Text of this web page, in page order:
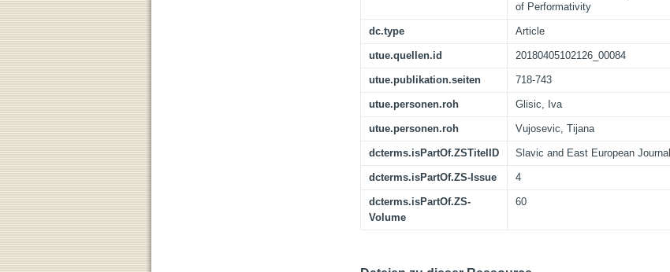
of Performativity
dc.type Article
utue.quellen.id 20180405102126_00084
utue.publikation.seiten 718-743
utue.personen.roh Glisic, Iva
utue.personen.roh Vujosevic, Tijana
dcterms.isPartOf.ZSTitelID Slavic and East European Journal
dcterms.isPartOf.ZS-Issue 4
dcterms.isPartOf.ZS-
Volume
60